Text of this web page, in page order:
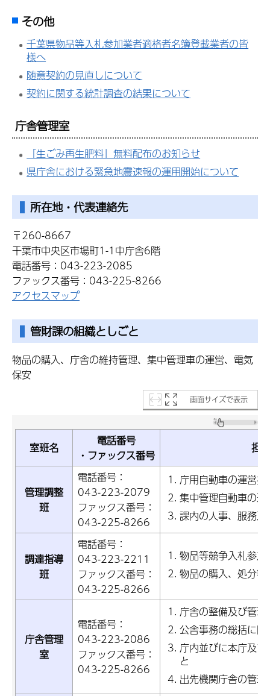
その他
千葉県物品等入札参加業者適格者名簿登載業者の皆
様へ
随意契約の見直しについて
契約に関する統計調査の結果について
庁舎管理室
「生ごみ再生肥料」無料配布のお知らせ
県庁舎における緊急地震速報の運用開始について
所在地・代表連絡先
〒260-8667
千葉市中央区市場町1-1中庁舎6階
電話番号：043-223-2085
ファックス番号：043-225-8266
アクセスマップ
管財課の組織としごと
物品の購入、庁舎の維持管理、集中管理車の運営、電気
保安
画面サイズで表示
室班名
電話番号
・ファックス番号
担
管理調整
班
電話番号：
043-223-2079
ファックス番号：
043-225-8266
庁用自動車の運営
集中管理自動車の
課内の人事、服務
調達指導
班
電話番号：
043-223-2211
ファックス番号：
043-225-8266
物品等競争入札参
物品の購入、処分
庁舎管理
室
電話番号：
043-223-2086
ファックス番号：
043-225-8266
庁舎の整備及び管
公舎事務の総括に関
庁内並びに本庁及
と
出先機関庁舎の管